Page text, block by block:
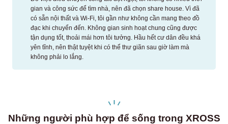
gian và công sức để tìm nhà, nên đã chọn share house. Vì đã
có sẵn nội thất và Wi-Fi, tôi gần như không cần mang theo đồ
đạc khi chuyển đến. Không gian sinh hoạt chung cũng được
tận dụng tốt, thoải mái hơn tôi tưởng. Hầu hết cư dân đều khá
yên tĩnh, nên thật tuyệt khi có thể thư giãn sau giờ làm mà
không phải lo lắng.
Những người phù hợp để sống trong XROSS